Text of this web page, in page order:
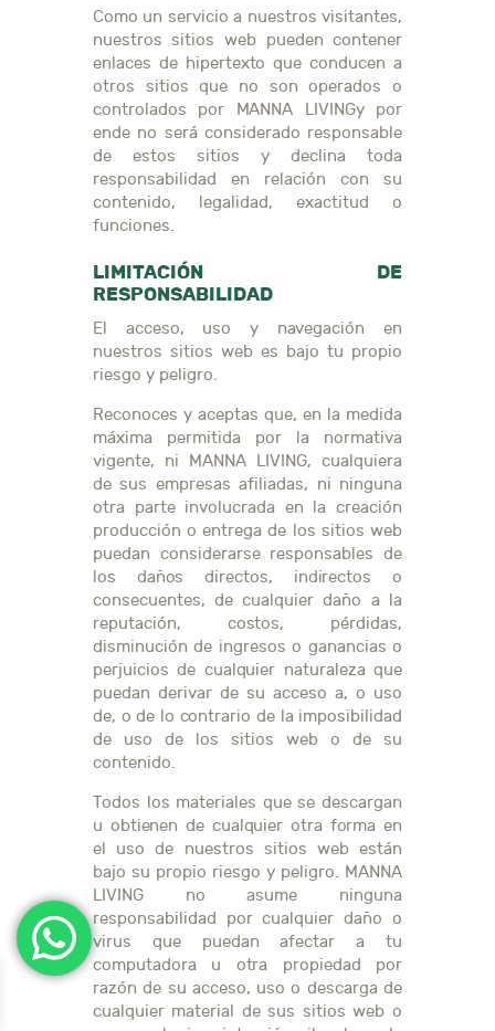
Como un servicio a nuestros visitantes,
nuestros sitios web pueden contener
enlaces de hipertexto que conducen a
otros sitios que no son operados o
controlados por MANNA LIVINGy por
ende no será considerado responsable
de estos sitios y declina toda
responsabilidad en relación con su
contenido, legalidad, exactitud o
funciones.
LIMITACIÓN DE
RESPONSABILIDAD
El acceso, uso y navegación en
nuestros sitios web es bajo tu propio
riesgo y peligro.
Reconoces y aceptas que, en la medida
máxima permitida por la normativa
vigente, ni MANNA LIVING, cualquiera
de sus empresas afiliadas, ni ninguna
otra parte involucrada en la creación
producción o entrega de los sitios web
puedan considerarse responsables de
los daños directos, indirectos o
consecuentes, de cualquier daño a la
reputación, costos, pérdidas,
disminución de ingresos o ganancias o
perjuicios de cualquier naturaleza que
puedan derivar de su acceso a, o uso
de, o de lo contrario de la imposibilidad
de uso de los sitios web o de su
contenido.
Todos los materiales que se descargan
u obtienen de cualquier otra forma en
el uso de nuestros sitios web están
bajo su propio riesgo y peligro. MANNA
LIVING no asume ninguna
responsabilidad por cualquier daño o
virus que puedan afectar a tu
computadora u otra propiedad por
razón de su acceso, uso o descarga de
cualquier material de sus sitios web o